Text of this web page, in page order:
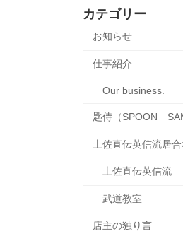
カテゴリー
お知らせ
仕事紹介
Our business.
匙侍（SPOON
土佐直伝英信流居
土佐直伝英信流
武道教室
店主の独り言